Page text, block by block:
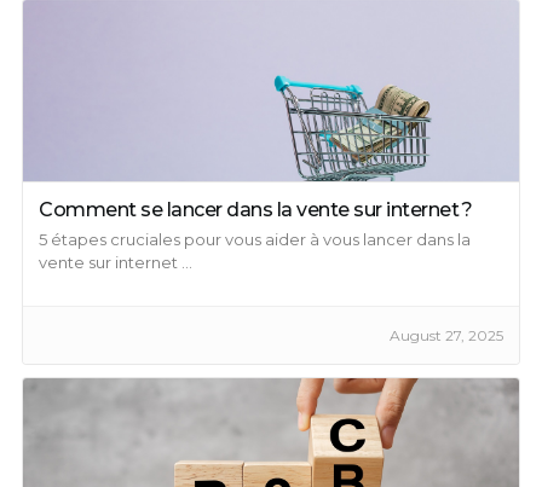
Comment se lancer dans la vente sur internet ?
5 étapes cruciales pour vous aider à vous lancer dans la
vente sur internet ...
August 27, 2025